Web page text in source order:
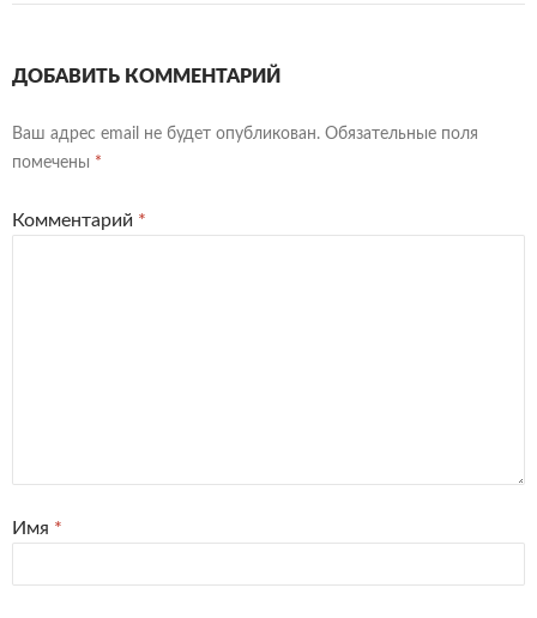
ДОБАВИТЬ КОММЕНТАРИЙ
Ваш адрес email не будет опубликован. Обязательные поля
помечены *
Комментарий *
Имя *